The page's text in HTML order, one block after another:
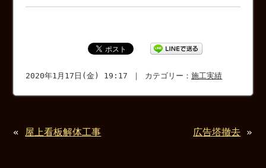
2020年1月17日(金) 19:17 ｜ カテゴリー：施工実績
« 屋上看板解体工事 広告塔撤去 »